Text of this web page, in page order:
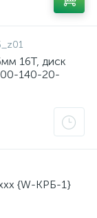
16Т, диск
140-20-
{W-КРБ-1}